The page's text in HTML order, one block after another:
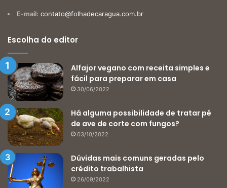
E-mail: contato@folhadecaragua.com.br
Escolha do editor
Alfajor vegano com receita simples e
fácil para preparar em casa
30/06/2022
Há alguma possibilidade de tratar pé
de ave de corte com fungos?
03/10/2022
Dúvidas mais comuns geradas pelo
crédito trabalhista
26/09/2022